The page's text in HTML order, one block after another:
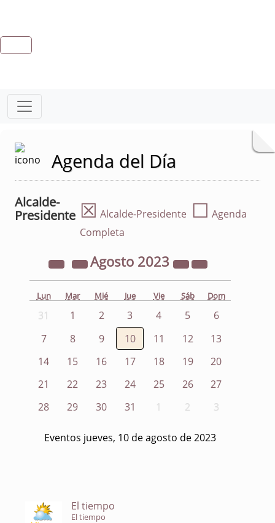
Agenda del Día
Alcalde-
Presidente ☒ Alcalde-Presidente ☐ Agenda
Completa
Agosto 2023
Lun Mar Mié Jue Vie Sáb Dom
31 1 2 3 4 5
6
7
8 9 10 11 12
13
14
15 16 17 18 19
20
21
22 23 24 25 26
27
28
29 30 31 1 2 3
Eventos jueves, 10 de agosto de 2023
El tiempo
El tiempo